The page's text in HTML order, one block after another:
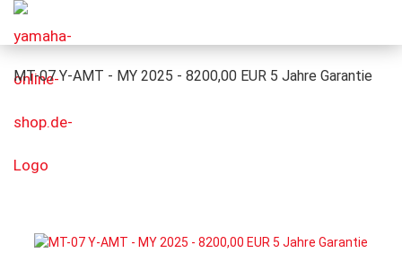
MT-07 Y-AMT - MY 2025 - 8200,00 EUR 5 Jahre Garantie